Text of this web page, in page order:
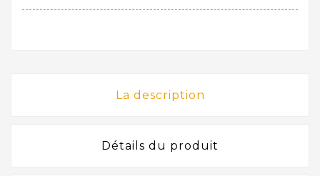
La description
Détails du produit